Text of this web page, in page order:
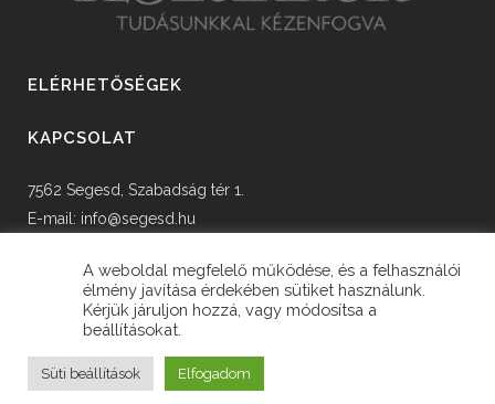
ELÉRHETŐSÉGEK
KAPCSOLAT
7562 Segesd, Szabadság tér 1.
E-mail: info@segesd.hu
© Copyright Segesd Község Önkormányzata
A weboldal megfelelő működése, és a felhasználói
élmény javítása érdekében sütiket használunk.
Kérjük járuljon hozzá, vagy módosítsa a
beállításokat.
Süti beállítások Elfogadom